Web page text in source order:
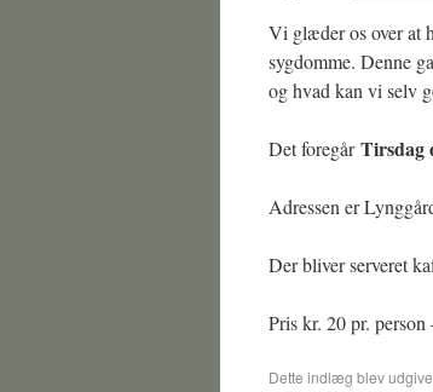
Vi glæder os over at
sygdomme. Denne
og hvad kan vi selv
Det foregårTirsdag
Adressen er
Der bliver serveret
Pris kr. 20 pr.
Dette indlæg blev